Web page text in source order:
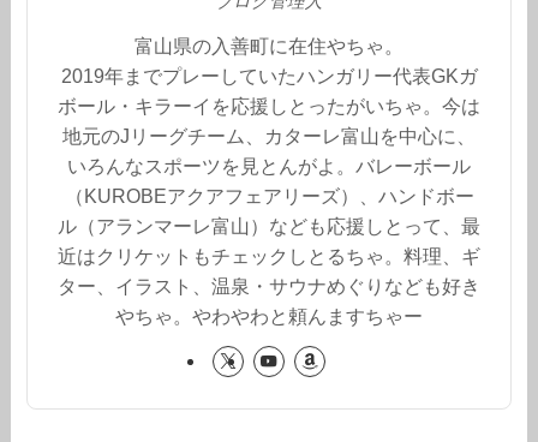
富山県の入善町に在住やちゃ。
2019年までプレーしていたハンガリー代表GKガ
ボール・キラーイを応援しとったがいちゃ。今は
地元のJリーグチーム、カターレ富山を中心に、
いろんなスポーツを見とんがよ。バレーボール
（KUROBEアクアフェアリーズ）、ハンドボー
ル（アランマーレ富山）なども応援しとって、最
近はクリケットもチェックしとるちゃ。料理、ギ
ター、イラスト、温泉・サウナめぐりなども好き
やちゃ。やわやわと頼んますちゃー